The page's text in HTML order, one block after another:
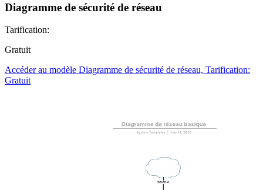
Diagramme de sécurité de réseau
Tarification:
Gratuit
Accéder au modèle Diagramme de sécurité de réseau, Tarification:
Gratuit